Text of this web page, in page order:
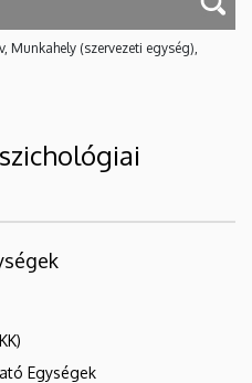
Munkahely (szervezeti egység),
Egységek